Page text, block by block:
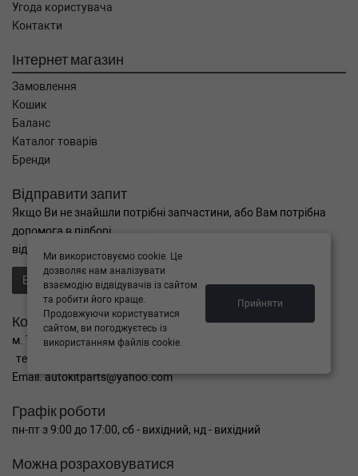
Угода користувача
Контакти
Інтернет магазин
Замовлення
Кошик
Баланс
Каталог товарів
Бренди
Відправити запит
Якщо Ви не знайшли потрібні запчастини, або Вам потрібна
допомога в підборі,
відправте нам запит - ми Вам допоможемо
Відправити запит продавцю
Контакти
м. Тернопіль вул. Микулинецька 106а
тел. +38(099)650-59-19
Email. autokitparts@yahoo.com
Графік роботи
пн-пт з 9:00 до 17:00, сб - вихідний, нд - вихідний
Можна розраховуватися
Ми використовуємо cookie. Це
дозволяє нам аналізувати
взаємодію відвідувачів із сайтом
та робити його краще.
Продовжуючи користуватися
сайтом, ви погоджуєтесь із
використанням файлів cookie.
Прийняти